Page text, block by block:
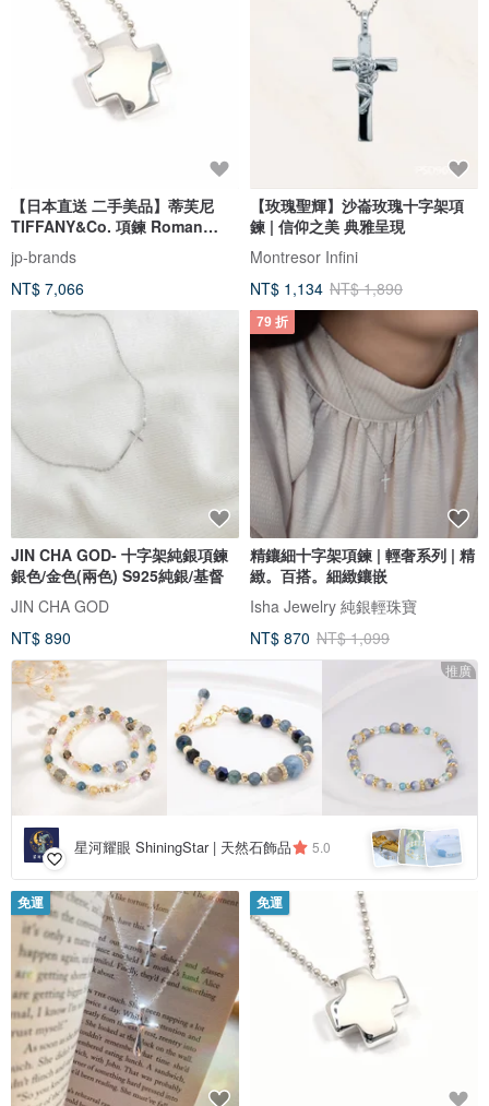
【日本直送 二手美品】蒂芙尼
TIFFANY&Co. 項鍊 Roman
Cross 銀 925 拋光處理
jp-brands
NT$ 7,066
【玫瑰聖輝】沙崙玫瑰十字架項
鍊 | 信仰之美 典雅呈現
Montresor Infini
NT$ 1,134 NT$ 1,890
JIN CHA GOD- 十字架純銀項鍊
銀色/金色(兩色) S925純銀/基督
JIN CHA GOD
NT$ 890
79 折
精鑲細十字架項鍊 | 輕奢系列 | 精
緻。百搭。細緻鑲嵌
Isha Jewelry 純銀輕珠寶
NT$ 870 NT$ 1,099
推廣
星河耀眼 ShiningStar | 天然石飾品 5.0
免運 免運